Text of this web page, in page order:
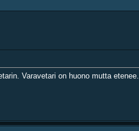
Varavetari on huono mutta etenee.